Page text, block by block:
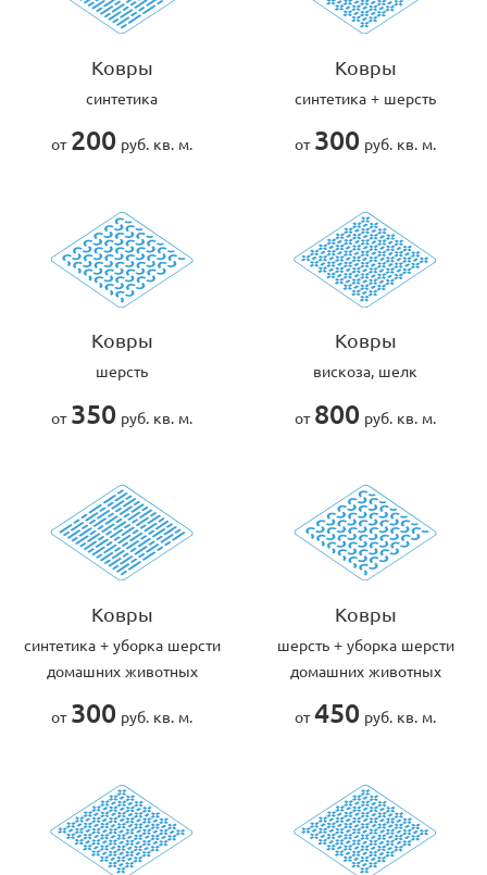
Ковры
синтетика
от 200 руб. кв. м.
Ковры
синтетика + шерсть
от 300 руб. кв. м.
Ковры
шерсть
от 350 руб. кв. м.
Ковры
вискоза, шелк
от 800 руб. кв. м.
Ковры
cинтетика + уборка шерсти
домашних животных
от 300 руб. кв. м.
Ковры
шерсть + уборка шерсти
домашних животных
от450 руб. кв. м.